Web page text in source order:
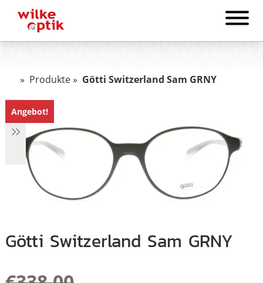
» Produkte» Götti Switzerland Sam GRNY
Angebot!
Götti Switzerland Sam GRNY